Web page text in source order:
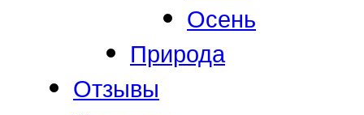
Осень
Природа
Отзывы